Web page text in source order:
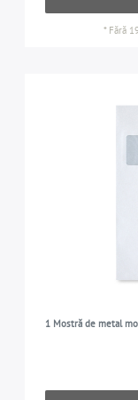
* Fără
1 Mostră de metal